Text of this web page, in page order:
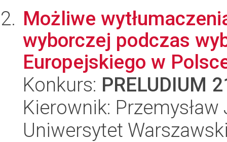
Możliwe
wyborczej podczas
Europejskiego w
Konkurs: PRELUDIUM
Kierownik: Przemysław
Uniwersytet